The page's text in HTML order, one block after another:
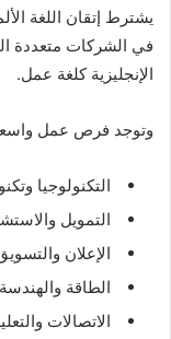
يشترط إتقان اللغة
في الشركات متعددة
الإنجليزية كلغة عمل.
وتوجد فرص عمل
التكنولوجيا
التمويل
الإعلان
الطاقة والهندسة
الاتصالات